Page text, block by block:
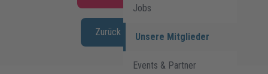
Jobs
Unsere Mitglieder
Events & Partner
Zurück zur Übersicht